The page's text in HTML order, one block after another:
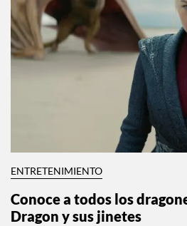
ENTRETENIMIENTO
Conoce a todos los
Dragon y sus jinetes